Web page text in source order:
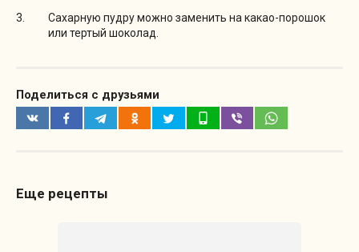
Сахарную пудру можно заменить на какао-порошок
или тертый шоколад.
Поделиться с друзьями
Еще рецепты